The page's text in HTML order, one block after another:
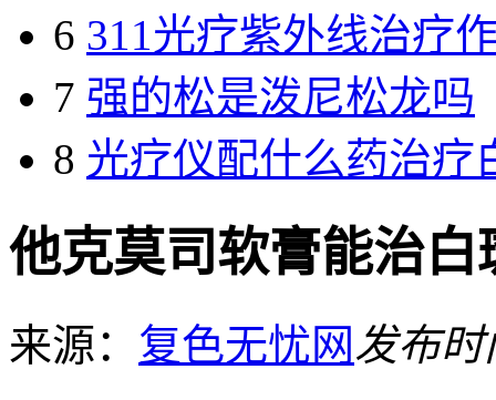
6 311光疗紫外线治疗
7 强的松是泼尼松龙吗
8 光疗仪配什么药治疗
他克莫司软膏能治白
来源： 复色无忧网发布时